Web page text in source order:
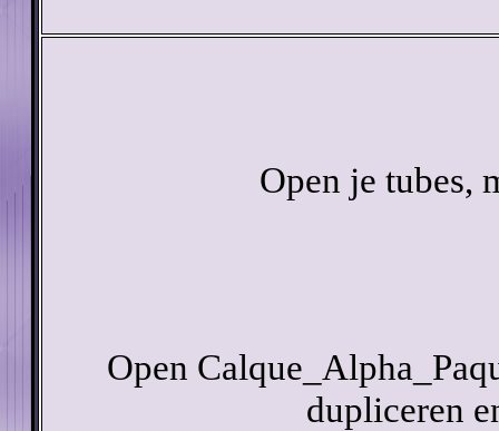
Open je tubes,
Open
dupliceren